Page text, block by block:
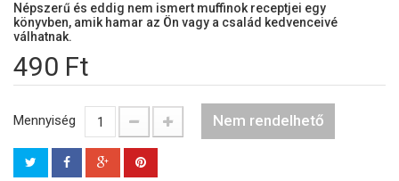
Népszerű és eddig nem ismert muffinok receptjei egy
könyvben, amik hamar az Ön vagy a család kedvenceivé
válhatnak.
490 Ft
Mennyiség Nem rendelhető